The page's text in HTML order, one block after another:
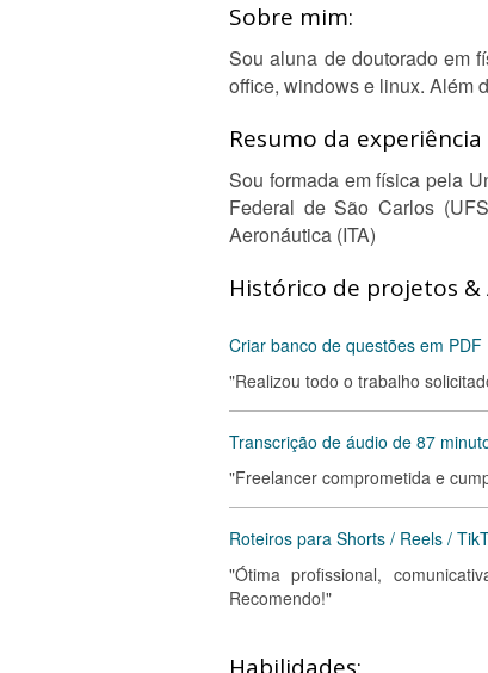
Sobre mim:
Sou aluna de doutorado em
office, windows e linux. Além
Resumo da
Sou formada em física pela
Federal de São Carlos
Aeronáutica (ITA)
Histórico de projetos &
Criar banco de questões em PDF
"Realizou todo o trabalho
Transcrição de áudio de 87
"Freelancer comprometida e
Roteiros para Shorts / Reels /
"Ótima profissional,
Recomendo!"